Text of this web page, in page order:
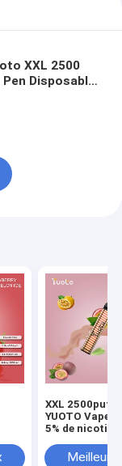
XXL 2500
Disposable
XXL 2500puffs
YUOTO Vape
5% de nicotine
Meilleur